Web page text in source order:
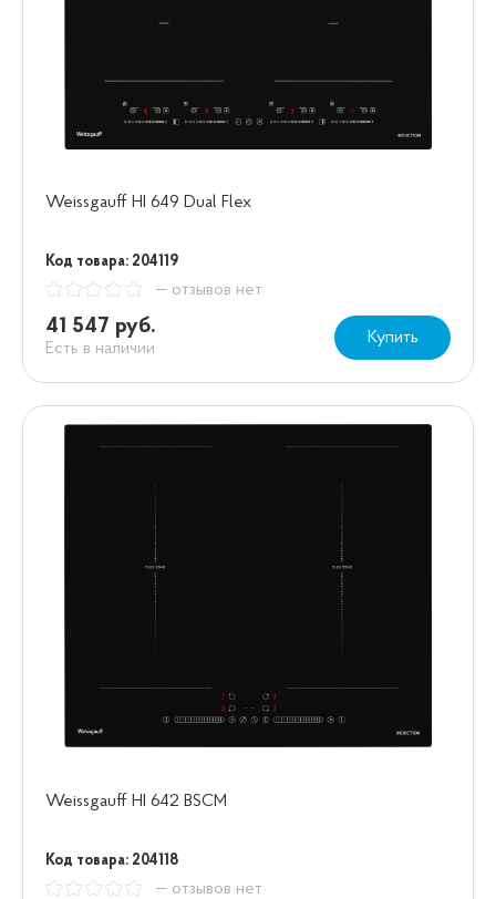
Weissgauff HI 649 Dual Flex
Код товара: 204119
— отзывов нет
41 547 руб.
Есть в наличии
Купить
Weissgauff HI 642 BSCM
Код товара: 204118
— отзывов нет